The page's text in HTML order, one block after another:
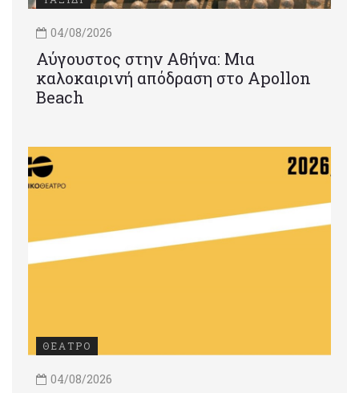
04/08/2026
Αύγουστος στην Αθήνα: Μια
καλοκαιρινή απόδραση στο Apollon
Beach
ΘΕΑΤΡΟ
04/08/2026